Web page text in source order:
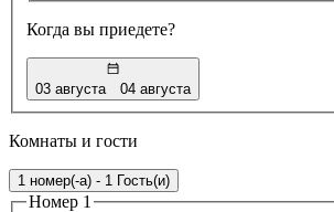
Когда вы приедете?
03 августа 04 августа
Комнаты и гости
1 номер(-а) - 1 Гость(и)
Номер 1